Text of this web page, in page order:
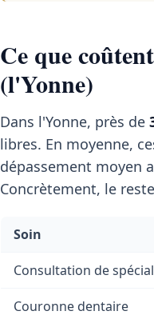
Ce que
(l'Yonne)
Dans l'Yonne, près de
libres. En moyenne,
dépassement moyen
Concrètement, le
Soin
Consultation de
Couronne dentaire